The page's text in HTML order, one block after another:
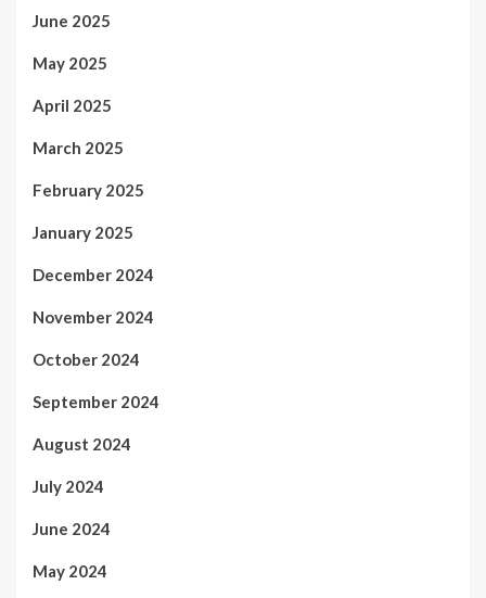
June 2025
May 2025
April 2025
March 2025
February 2025
January 2025
December 2024
November 2024
October 2024
September 2024
August 2024
July 2024
June 2024
May 2024